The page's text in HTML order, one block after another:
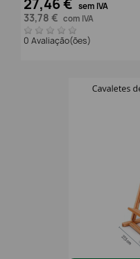
27,46 € sem IVA
33,78 € com IVA
0 Avaliação(ões)